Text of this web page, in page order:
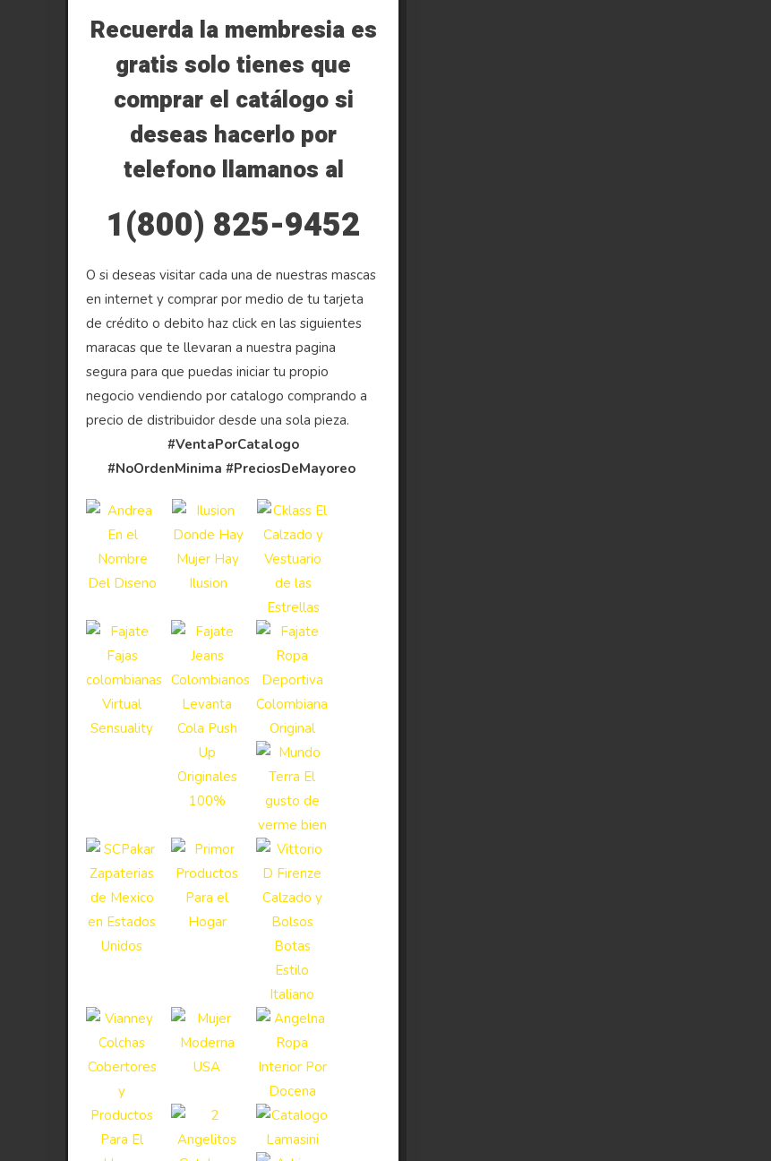
Recuerda la membresia es
gratis solo tienes que
comprar el catálogo si
deseas hacerlo por
telefono llamanos al
1(800) 825-9452
O si deseas visitar cada una de nuestras mascas
en internet y comprar por medio de tu tarjeta
de crédito o debito haz click en las siguientes
maracas que te llevaran a nuestra pagina
segura para que puedas iniciar tu propio
negocio vendiendo por catalogo comprando a
precio de distribuidor desde una sola pieza.
#VentaPorCatalogo
#NoOrdenMinima#PreciosDeMayoreo